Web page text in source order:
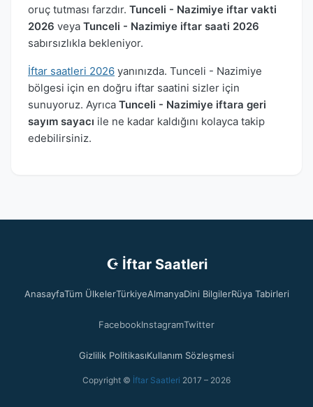
oruç tutması farzdır. Tunceli - Nazimiye iftar vakti
2026 veya Tunceli - Nazimiye iftar saati 2026
sabırsızlıkla bekleniyor.
İftar saatleri 2026 yanınızda. Tunceli - Nazimiye
bölgesi için en doğru iftar saatini sizler için
sunuyoruz. Ayrıca Tunceli - Nazimiye iftara geri
sayım sayacı ile ne kadar kaldığını kolayca takip
edebilirsiniz.
☪ İftar Saatleri
AnasayfaTüm ÜlkelerTürkiyeAlmanyaDini BilgilerRüya Tabirleri
FacebookInstagramTwitter
Gizlilik PolitikasıKullanım Sözleşmesi
Copyright © İftar Saatleri 2017 – 2026